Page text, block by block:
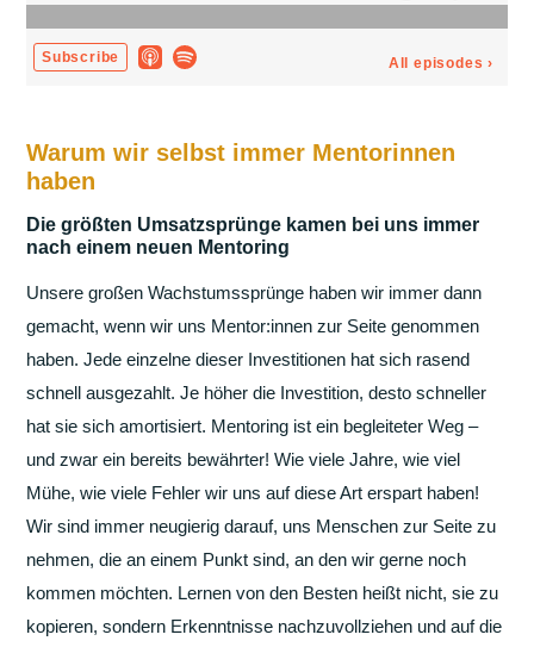
Warum wir selbst immer Mentorinnen
haben
Die größten Umsatzsprünge kamen bei uns immer
nach einem neuen Mentoring
Unsere großen Wachstumssprünge haben wir immer dann
gemacht, wenn wir uns Mentor:innen zur Seite genommen
haben. Jede einzelne dieser Investitionen hat sich rasend
schnell ausgezahlt. Je höher die Investition, desto schneller
hat sie sich amortisiert. Mentoring ist ein begleiteter Weg –
und zwar ein bereits bewährter! Wie viele Jahre, wie viel
Mühe, wie viele Fehler wir uns auf diese Art erspart haben!
Wir sind immer neugierig darauf, uns Menschen zur Seite zu
nehmen, die an einem Punkt sind, an den wir gerne noch
kommen möchten. Lernen von den Besten heißt nicht, sie zu
kopieren, sondern Erkenntnisse nachzuvollziehen und auf die